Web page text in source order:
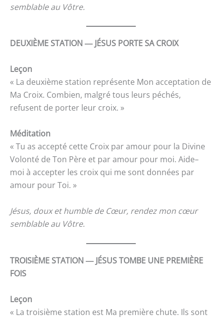
semblable au Vôtre.
DEUXIÈME STATION ― JÉSUS PORTE SA CROIX
Leçon
« La deuxième station représente Mon acceptation de
Ma Croix. Combien, malgré tous leurs péchés,
refusent de porter leur croix. »
Méditation
« Tu as accepté cette Croix par amour pour la Divine
Volonté de Ton Père et par amour pour moi. Aide–
moi à accepter les croix qui me sont données par
amour pour Toi. »
Jésus, doux et humble de Cœur, rendez mon cœur
semblable au Vôtre.
TROISIÈME STATION ― JÉSUS TOMBE UNE PREMIÈRE
FOIS
Leçon
« La troisième station est Ma première chute. Ils sont